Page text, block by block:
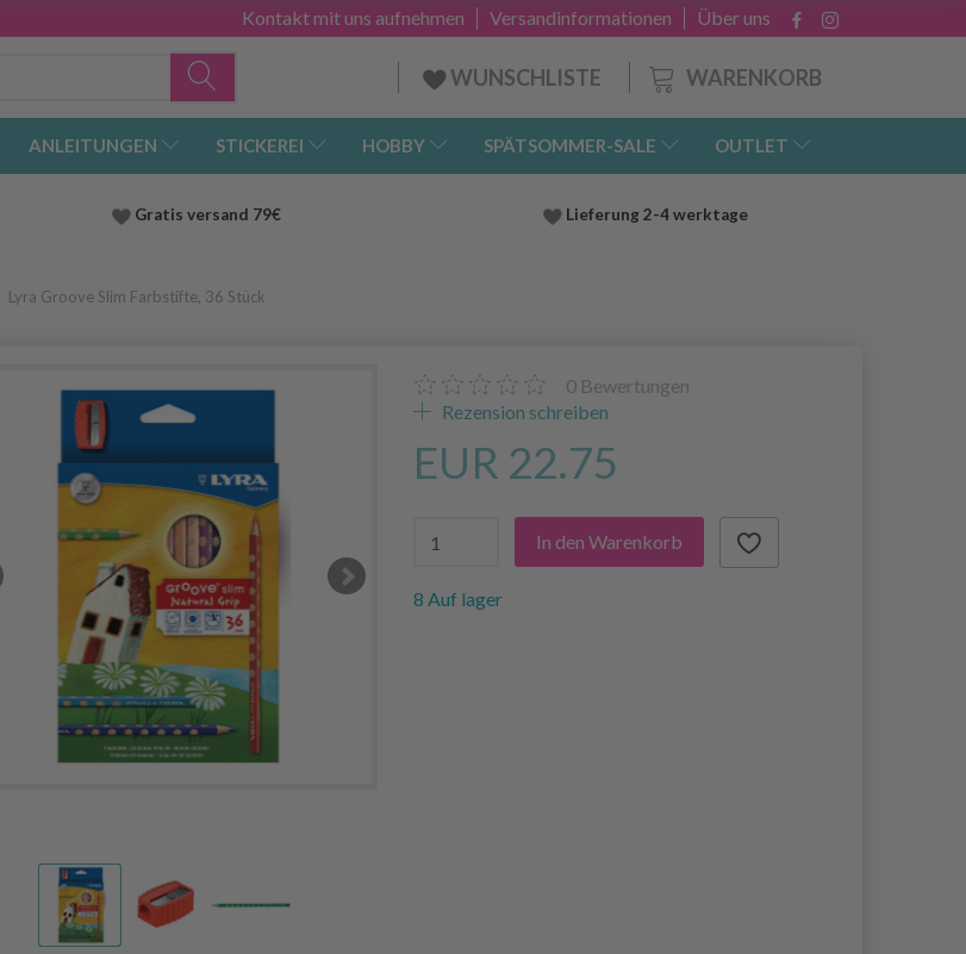
Über uns
Versandinformationen
Kontakt mit uns aufnehmen
WARENKORB
WUNSCHLISTE
ANLEITUNGEN STICKEREI HOBBY SPÄTSOMMER-SALE OUTLET
Gratis versand 79€ Lieferung 2-4 werktage
Lyra Groove Slim Farbstifte, 36 Stück
0 Bewertungen
Rezension schreiben
EUR 22.75
In den Warenkorb
8 Auf lager